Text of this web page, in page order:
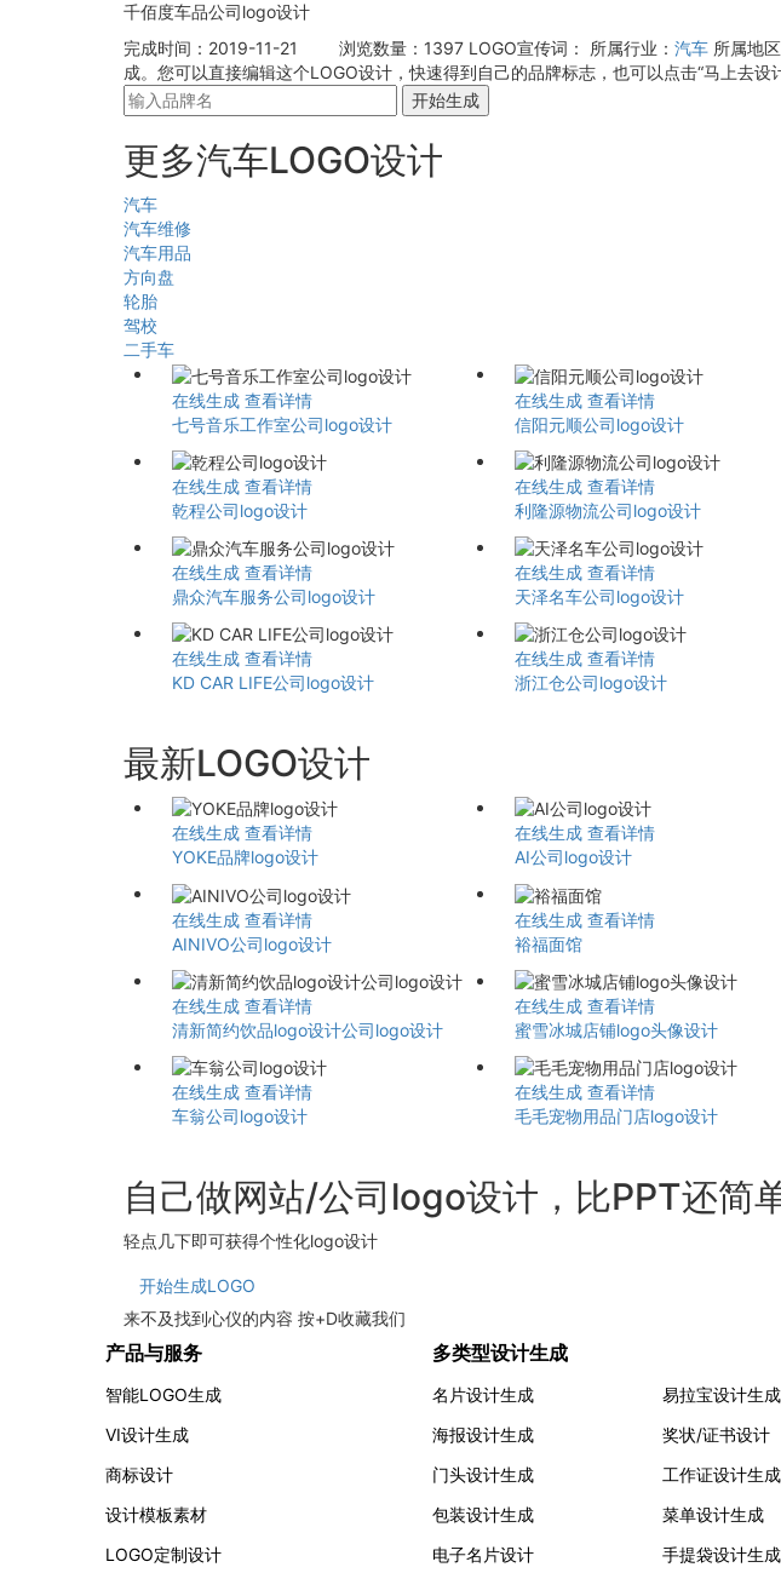
千佰度车品公司logo设计
完成时间：2019-11-21
浏览数量：1397 LOGO宣传词： 所属行业： 汽车 所属地区
成。您可以直接编辑这个LOGO设计，快速得到自己的品牌标志，也可以点击“马上去设
开始生成
更多汽车LOGO设计
汽车
汽车维修
汽车用品
方向盘
轮胎
驾校
二手车
在线生成 查看详情
七号音乐工作室公司logo设计
在线生成 查看详情
信阳元顺公司logo设计
在线生成 查看详情
乾程公司logo设计
在线生成 查看详情
利隆源物流公司logo设计
在线生成 查看详情
鼎众汽车服务公司logo设计
在线生成 查看详情
天泽名车公司logo设计
在线生成 查看详情
KD CAR LIFE公司logo设计
在线生成 查看详情
浙江仓公司logo设计
最新LOGO设计
在线生成 查看详情
YOKE品牌logo设计
在线生成 查看详情
AI公司logo设计
在线生成 查看详情
AINIVO公司logo设计
在线生成 查看详情
裕福面馆
在线生成 查看详情
清新简约饮品logo设计公司logo设计
在线生成 查看详情
蜜雪冰城店铺logo头像设计
在线生成 查看详情
车翁公司logo设计
在线生成 查看详情
毛毛宠物用品门店logo设计
自己做网站/公司logo设计，比PPT还简
轻点几下即可获得个性化logo设计
开始生成LOGO
来不及找到心仪的内容 按+D收藏我们
产品与服务
智能LOGO生成
VI设计生成
商标设计
设计模板素材
LOGO定制设计
多类型设计生成
名片设计生成
海报设计生成
门头设计生成
包装设计生成
电子名片设计
易拉宝设计生成
奖状/证书设计
工作证设计生成
菜单设计生成
手提袋设计生成